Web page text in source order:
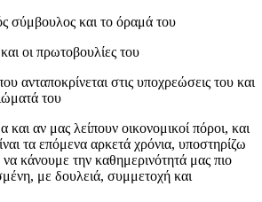
σύμβουλος και το όραμά του
οι πρωτοβουλίες του
ανταποκρίνεται στις υποχρεώσεις του και
του
αν μας λείπουν οικονομικοί πόροι, και
τα επόμενα αρκετά χρόνια, υποστηρίζω
κάνουμε την καθημερινότητά μας πιο
με δουλειά, συμμετοχή και